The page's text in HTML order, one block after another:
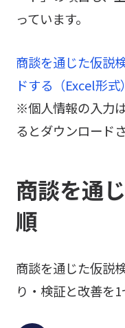
っています。
商談を通じた仮説
ドする（Excel形式）
※個人情報の入力
るとダウンロード
商談を通
順
商談を通じた仮説
り・検証と改善を1